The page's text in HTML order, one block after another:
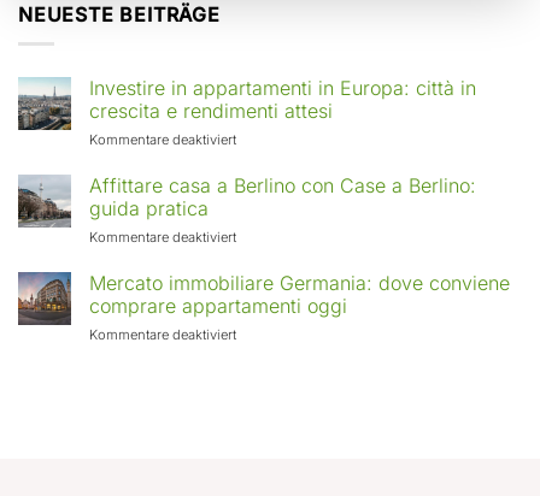
NEUESTE BEITRÄGE
Investire in appartamenti in Europa: città in
crescita e rendimenti attesi
Kommentare deaktiviertfür
in
Europa:
in
crescita
rendimenti
Affittare casa a Berlino con Case a Berlino:
guida pratica
Kommentare deaktiviertfür
casa
a
Berlino
con
Mercato immobiliare Germania: dove conviene
comprare appartamenti oggi
Kommentare deaktiviertfür